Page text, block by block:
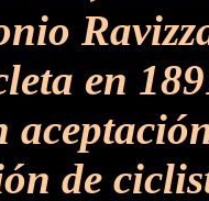
en
de